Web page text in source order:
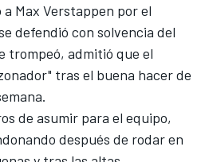
Max Verstappen por el
defendió con solvencia del
trompeó, admitió que el
tras el buena hacer de
de asumir para el equipo,
después de rodar en